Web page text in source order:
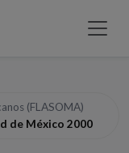
(FLASOMA)
de México 2000